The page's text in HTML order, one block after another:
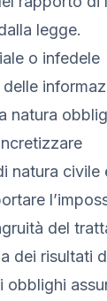
legge.
o infedele
natura
natura civile
del
dei risultati
obblighi